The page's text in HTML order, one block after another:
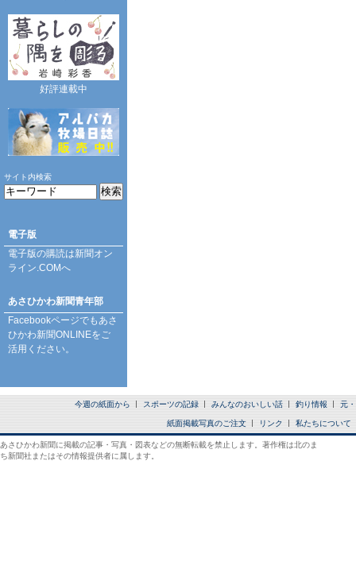
好評連載中
サイト内検索
電子版
電子版の購読は新聞オン
ライン.COMへ
あさひかわ新聞青年部
Facebookページでもあさ
ひかわ新聞ONLINEをご
活用ください。
今週の紙面から スポーツの記録 みんなのおいしい話 釣り情報 元
紙面掲載写真のご注文 リンク 私たちについて
あさひかわ新聞に掲載の記事・写真・図表などの無断転載を禁止します。著作権は北のま
ち新聞社またはその情報提供者に属します。